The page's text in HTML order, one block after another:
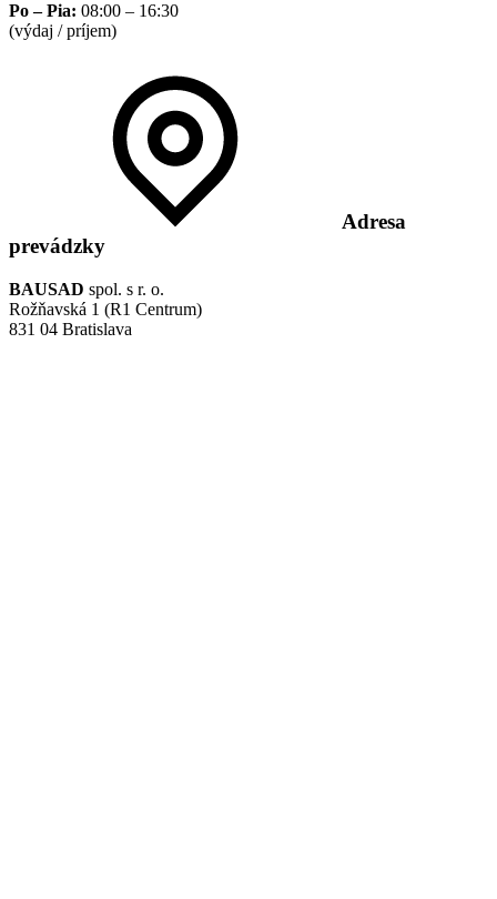
Po – Pia: 08:00 – 16:30
(výdaj / príjem)
Adresa
prevádzky
BAUSAD spol. s r. o.
Rožňavská 1 (R1 Centrum)
831 04 Bratislava